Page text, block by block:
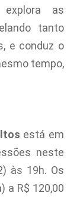
as
tanto
e conduz o
tempo,
está em
neste
às 19h. Os
a R$ 120,00